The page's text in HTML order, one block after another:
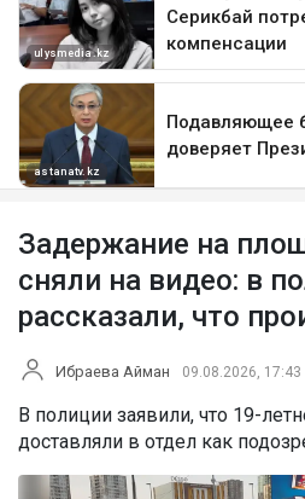
Задержание на
сняли на видео: в
рассказали, что
Ибраева Айман 09.08.2026, 17:43
В полиции заявили, что 19-
доставляли в отдел как